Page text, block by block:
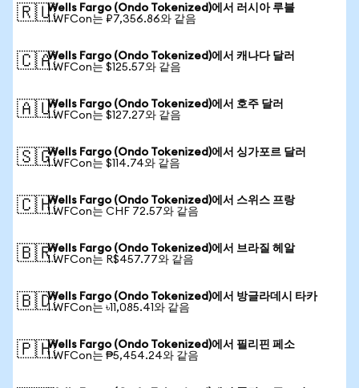
🇷🇺Wells Fargo (Ondo Tokenized)에서 러시아 루블
1 WFCon는 ₽7,356.86와 같음
🇨🇦Wells Fargo (Ondo Tokenized)에서 캐나다 달러
1 WFCon는 $125.57와 같음
🇦🇺Wells Fargo (Ondo Tokenized)에서 호주 달러
1 WFCon는 $127.27와 같음
🇸🇬Wells Fargo (Ondo Tokenized)에서 싱가포르 달러
1 WFCon는 $114.74와 같음
🇨🇭Wells Fargo (Ondo Tokenized)에서 스위스 프랑
1 WFCon는 CHF 72.57와 같음
🇧🇷Wells Fargo (Ondo Tokenized)에서 브라질 헤알
1 WFCon는 R$457.77와 같음
🇧🇩Wells Fargo (Ondo Tokenized)에서 방글라데시 타카
1 WFCon는 ৳11,085.41와 같음
🇵🇭Wells Fargo (Ondo Tokenized)에서 필리핀 페소
1 WFCon는 ₱5,454.24와 같음